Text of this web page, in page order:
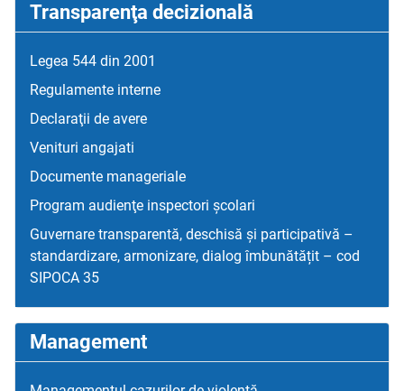
Transparenţa decizională
Legea 544 din 2001
Regulamente interne
Declaraţii de avere
Venituri angajati
Documente manageriale
Program audienţe inspectori școlari
Guvernare transparentă, deschisă și participativă –
standardizare, armonizare, dialog îmbunătățit – cod
SIPOCA 35
Management